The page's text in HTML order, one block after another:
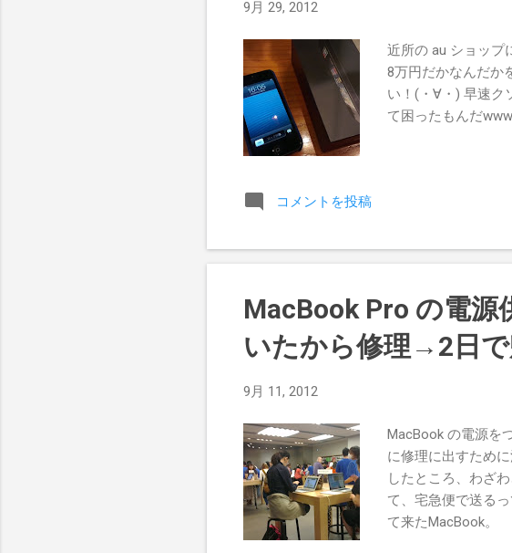
9月 29, 2012
近所の au ショップ
8万円だかなんだか
い！(・∀・) 早速ク
て困ったもんだwww
コメントを投稿
MacBook Pro の電
いたから修理→2日で
9月 11, 2012
MacBook の電源を
に修理に出すため
したところ、わざ
て、宅急便で送る
て来たMacBook。